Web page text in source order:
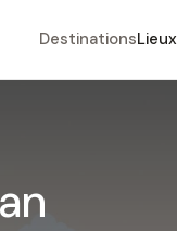
DestinationsLieux